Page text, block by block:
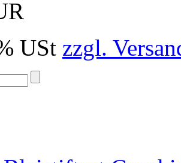
USt zzgl.